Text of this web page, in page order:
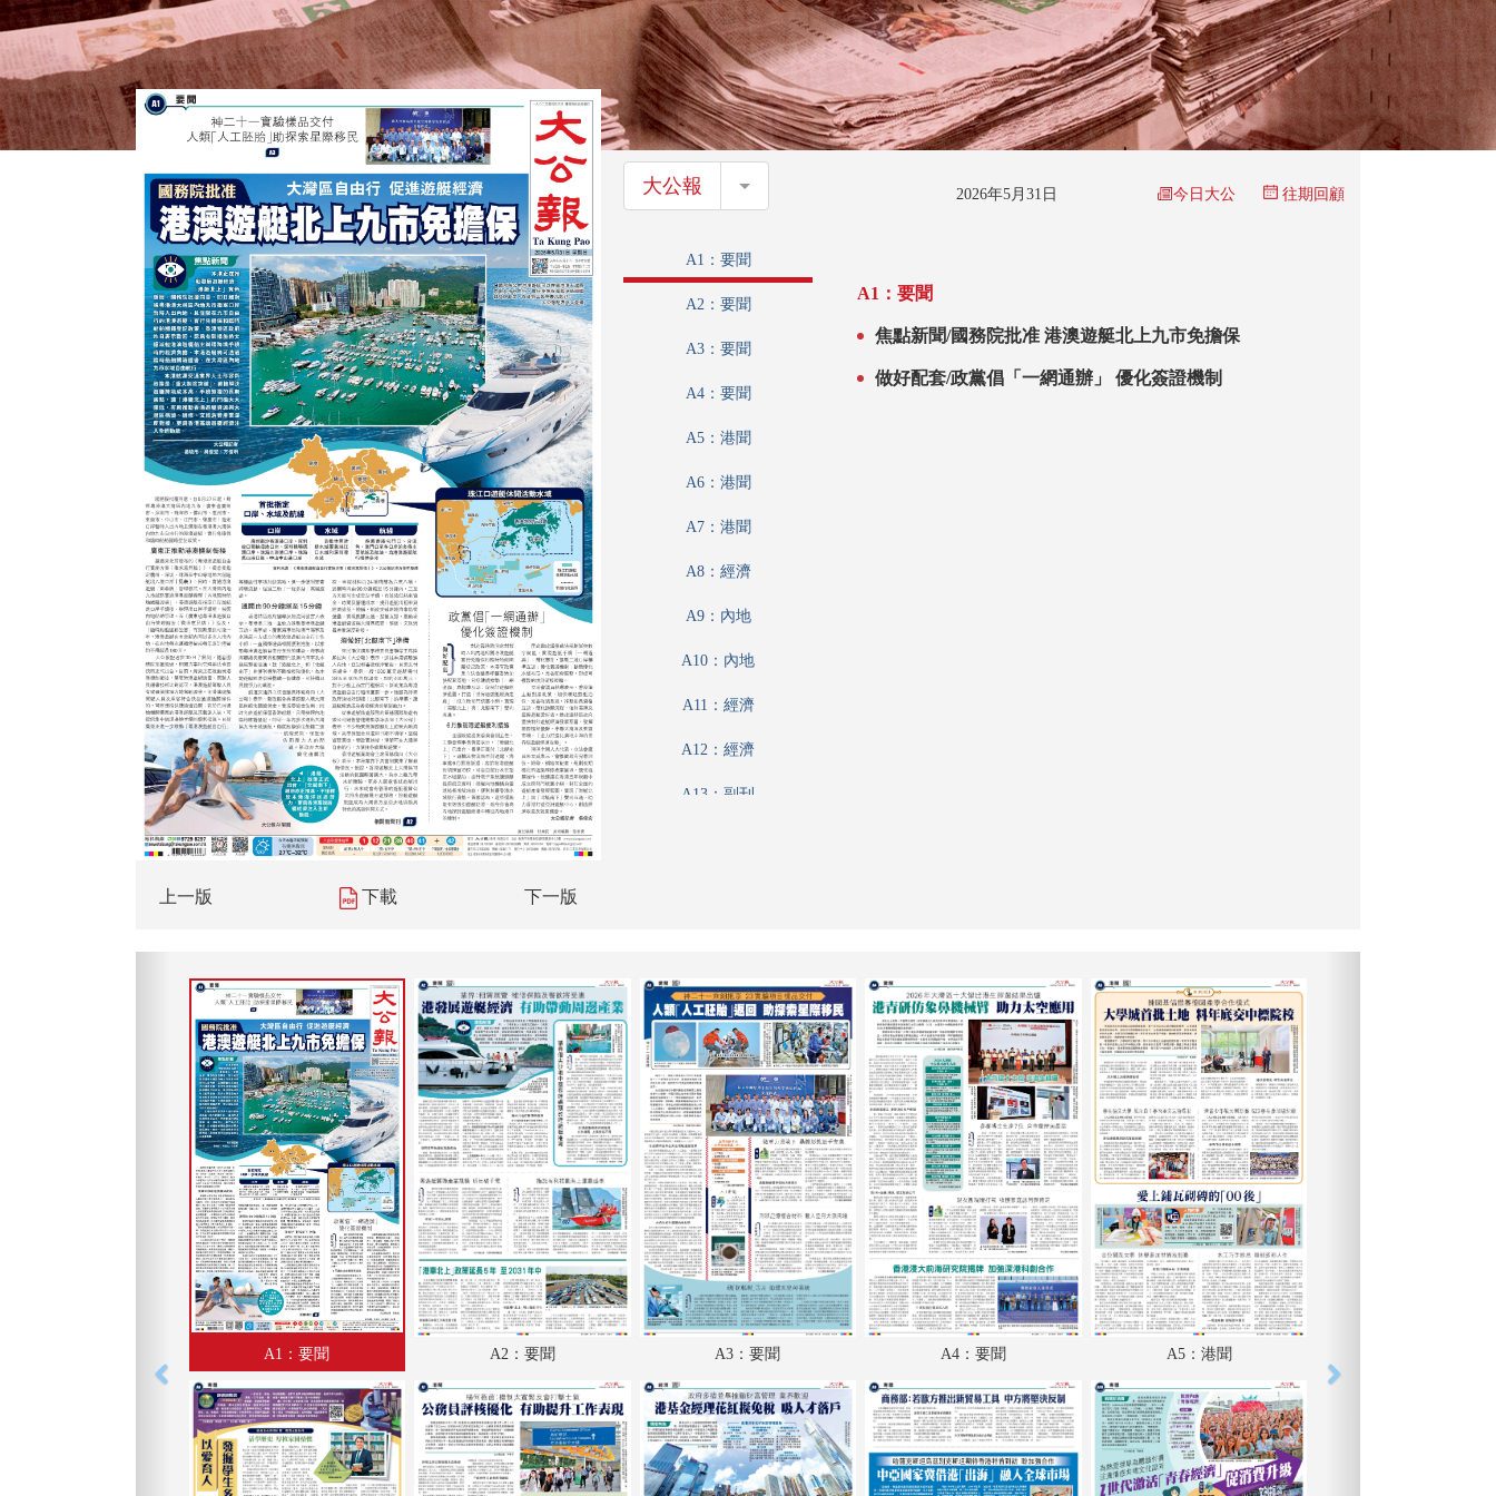
上一版 下載 下一版
大公報 大公報 2026年5月31日 今日大公 往期回顧
A1：要聞
A2：要聞
A3：要聞
A4：要聞
A5：港聞
A6：港聞
A7：港聞
A8：經濟
A9：內地
A10：內地
A11：經濟
A12：經濟
A13：副刊
A18：體育
A19：國際
A20：國際
A1：要聞
焦點新聞/國務院批准 港澳遊艇北上九市免擔保
做好配套/政黨倡「一網通辦」 優化簽證機制
A1：要聞 A2：要聞 A3：要聞 A4：要聞 A5：港聞